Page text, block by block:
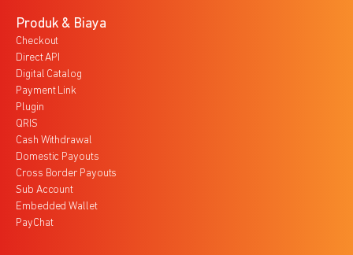
Produk & Biaya
Checkout
Direct API
Digital Catalog
Payment Link
Plugin
QRIS
Cash Withdrawal
Domestic Payouts
Cross Border Payouts
Sub Account
Embedded Wallet
PayChat